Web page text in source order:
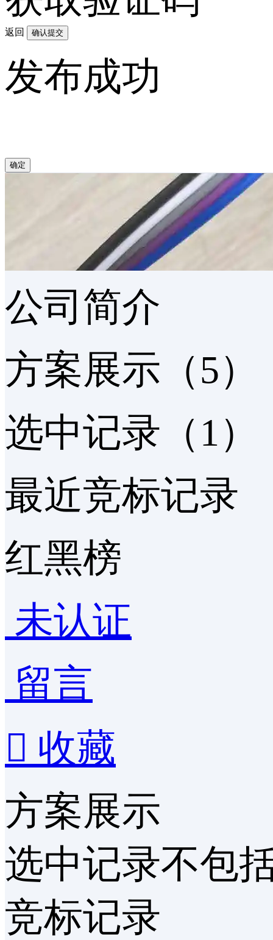
返回 确认提交
发布成功
确定
公司简介
方案展示（5）
选中记录（1）
最近竞标记录
红黑榜
未认证
留言
 收藏
方案展示
选中记录不包
竞标记录